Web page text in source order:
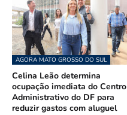
AGORA MATO GROSSO DO SUL
Celina Leão determina
ocupação imediata do Centro
Administrativo do DF para
reduzir gastos com aluguel